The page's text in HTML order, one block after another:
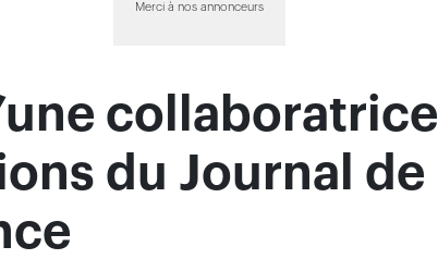
Merci à nos annonceurs
collaboratrice
du Journal de